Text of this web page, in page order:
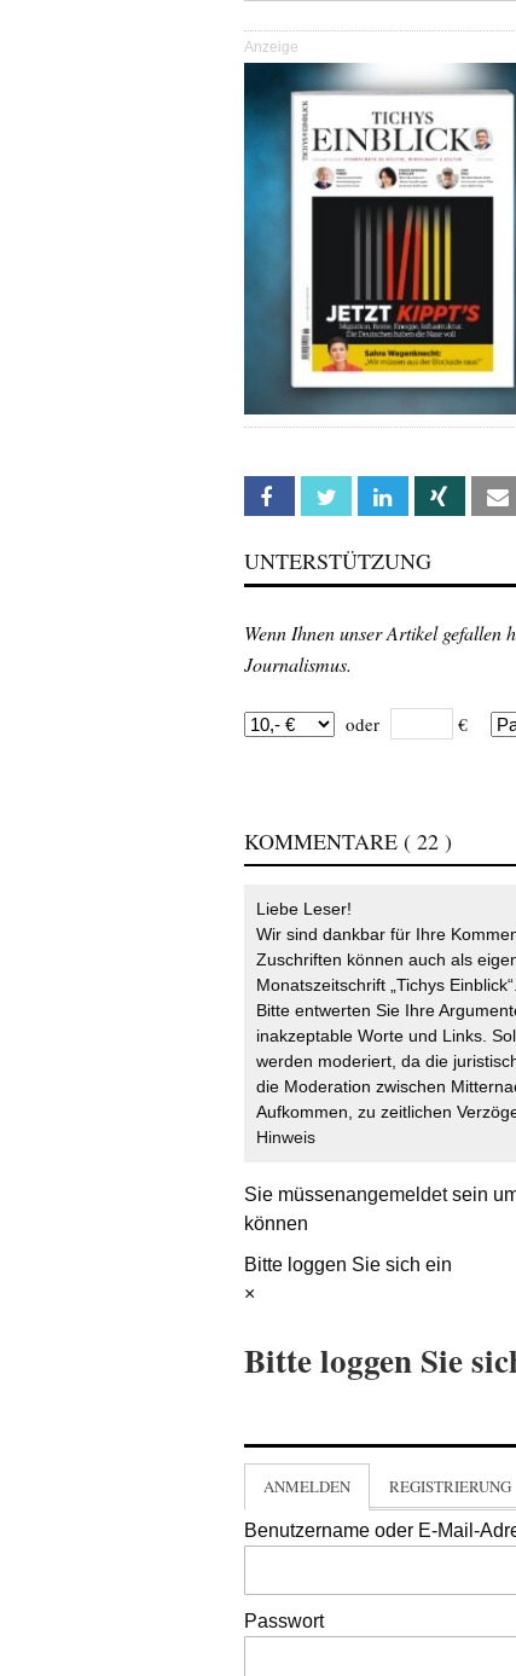
Anzeige
Facebook Twitter Linkedin Xing
UNTERSTÜTZUNG
Wenn Ihnen unser Artikel gefallen
Journalismus.
oder €
KOMMENTARE ( 22 )
Liebe Leser!
Wir sind dankbar für Ihre
Zuschriften können auch als
Monatszeitschrift „Tichys Einblick“.
Bitte entwerten Sie Ihre
inakzeptable Worte und Links.
werden moderiert, da die
die Moderation zwischen
Aufkommen, zu zeitlichen
Hinweis
Sie müssenangemeldetsein
können
Bitte loggen Sie sich ein
×
Bitte loggen Sie
ANMELDEN REGISTRIERUNG
Benutzername oder E-Mail-
Passwort